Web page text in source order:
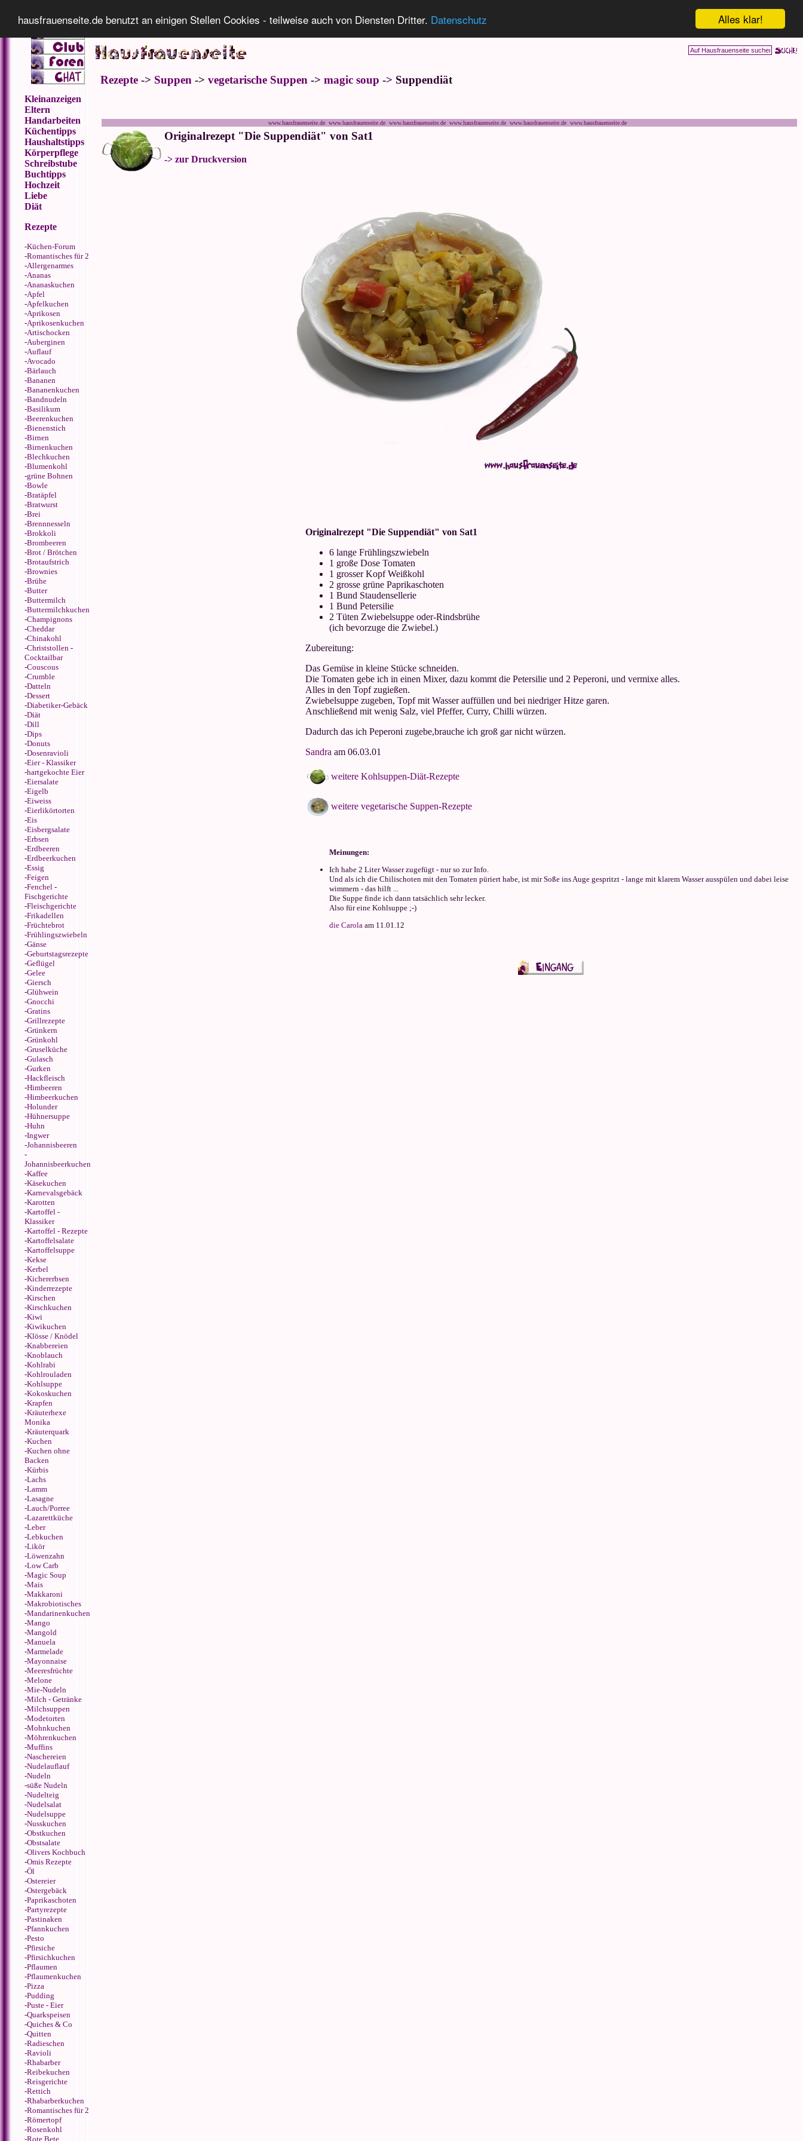
Alles klar!
hausfrauenseite.de benutzt an einigen Stellen Cookies - teilweise auch von Diensten Dritter. Datenschutz
Kleinanzeigen
Eltern
Handarbeiten
Küchentipps
Haushaltstipps
Körperpflege
Schreibstube
Buchtipps
Hochzeit
Liebe
Diät
Rezepte
-Küchen-Forum
-Romantisches für 2
-Allergenarmes
-Ananas
-Ananaskuchen
-Apfel
-Apfelkuchen
-Aprikosen
-Aprikosenkuchen
-Artischocken
-Auberginen
-Auflauf
-Avocado
-Bärlauch
-Bananen
-Bananenkuchen
-Bandnudeln
-Basilikum
-Beerenkuchen
-Bienenstich
-Birnen
-Birnenkuchen
-Blechkuchen
-Blumenkohl
-grüne Bohnen
-Bowle
-Bratäpfel
-Bratwurst
-Brei
-Brennnesseln
-Brokkoli
-Brombeeren
-Brot / Brötchen
-Brotaufstrich
-Brownies
-Brühe
-Butter
-Buttermilch
-Buttermilchkuchen
-Champignons
-Cheddar
-Chinakohl
-Christstollen -
Cocktailbar
-Couscous
-Crumble
-Datteln
-Dessert
-Diabetiker-Gebäck
-Diät
-Dill
-Dips
-Donuts
-Dosenravioli
-Eier - Klassiker
-hartgekochte Eier
-Eiersalate
-Eigelb
-Eiweiss
-Eierlikörtorten
-Eis
-Eisbergsalate
-Erbsen
-Erdbeeren
-Erdbeerkuchen
-Essig
-Feigen
-Fenchel -
Fischgerichte
-Fleischgerichte
-Frikadellen
-Früchtebrot
-Frühlingszwiebeln
-Gänse
-Geburtstagsrezepte
-Geflügel
-Gelee
-Giersch
-Glühwein
-Gnocchi
-Gratins
-Grillrezepte
-Grünkern
-Grünkohl
-Gruselküche
-Gulasch
-Gurken
-Hackfleisch
-Himbeeren
-Himbeerkuchen
-Holunder
-Hühnersuppe
-Huhn
-Ingwer
-Johannisbeeren
-
Johannisbeerkuchen
-Kaffee
-Käsekuchen
-Karnevalsgebäck
-Karotten
-Kartoffel -
Klassiker
-Kartoffel - Rezepte
-Kartoffelsalate
-Kartoffelsuppe
-Kekse
-Kerbel
-Kichererbsen
-Kinderrezepte
-Kirschen
-Kirschkuchen
-Kiwi
-Kiwikuchen
-Klösse / Knödel
-Knabbereien
-Knoblauch
-Kohlrabi
-Kohlrouladen
-Kohlsuppe
-Kokoskuchen
-Krapfen
-Kräuterhexe
Monika
-Kräuterquark
-Kuchen
-Kuchen ohne
Backen
-Kürbis
-Lachs
-Lamm
-Lasagne
-Lauch/Porree
-Lazarettküche
-Leber
-Lebkuchen
-Likör
-Löwenzahn
-Low Carb
-Magic Soup
-Mais
-Makkaroni
-Makrobiotisches
-Mandarinenkuchen
-Mango
-Mangold
-Manuela
-Marmelade
-Mayonnaise
-Meeresfrüchte
-Melone
-Mie-Nudeln
-Milch - Getränke
-Milchsuppen
-Modetorten
-Mohnkuchen
-Möhrenkuchen
-Muffins
-Naschereien
-Nudelauflauf
-Nudeln
-süße Nudeln
-Nudelteig
-Nudelsalat
-Nudelsuppe
-Nusskuchen
-Obstkuchen
-Obstsalate
-Olivers Kochbuch
-Omis Rezepte
-Öl
-Ostereier
-Ostergebäck
-Paprikaschoten
-Partyrezepte
-Pastinaken
-Pfannkuchen
-Pesto
-Pfirsiche
-Pfirsichkuchen
-Pflaumen
-Pflaumenkuchen
-Pizza
-Pudding
-Puste - Eier
-Quarkspeisen
-Quiches & Co
-Quitten
-Radieschen
-Ravioli
-Rhabarber
-Reibekuchen
-Reisgerichte
-Rettich
-Rhabarberkuchen
-Romantisches für 2
-Römertopf
-Rosenkohl
-Rote Bete
Rezepte -> Suppen -> vegetarische Suppen -> magic soup -> Suppendiät
www.hausfrauenseite.de www.hausfrauenseite.de www.hausfrauenseite.de www.hausfrauenseite.de www.hausfrauenseite.de www.hausfrauenseite.de
Originalrezept "Die Suppendiät" von Sat1
-> zur Druckversion
Originalrezept "Die Suppendiät" von Sat1
6 lange Frühlingszwiebeln
1 große Dose Tomaten
1 grosser Kopf Weißkohl
2 grosse grüne Paprikaschoten
1 Bund Staudensellerie
1 Bund Petersilie
2 Tüten Zwiebelsuppe oder-Rindsbrühe
(ich bevorzuge die Zwiebel.)
Zubereitung:
Das Gemüse in kleine Stücke schneiden.
Die Tomaten gebe ich in einen Mixer, dazu kommt die Petersilie und 2 Peperoni, und vermixe alles.
Alles in den Topf zugießen.
Zwiebelsuppe zugeben, Topf mit Wasser auffüllen und bei niedriger Hitze garen.
Anschließend mit wenig Salz, viel Pfeffer, Curry, Chilli würzen.
Dadurch das ich Peperoni zugebe,brauche ich groß gar nicht würzen.
Sandra am 06.03.01
weitere Kohlsuppen-Diät-Rezepte
weitere vegetarische Suppen-Rezepte
Meinungen:
Ich habe 2 Liter Wasser zugefügt - nur so zur Info.
Und als ich die Chilischoten mit den Tomaten püriert habe, ist mir Soße ins Auge gespritzt - lange mit klarem Wasser ausspülen und dabei leise
wimmern - das hilft ...
Die Suppe finde ich dann tatsächlich sehr lecker.
Also für eine Kohlsuppe ;-)
die Carola am 11.01.12